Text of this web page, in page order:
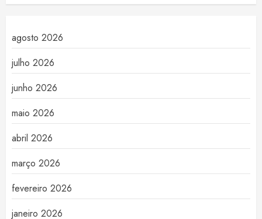
agosto 2026
julho 2026
junho 2026
maio 2026
abril 2026
março 2026
fevereiro 2026
janeiro 2026